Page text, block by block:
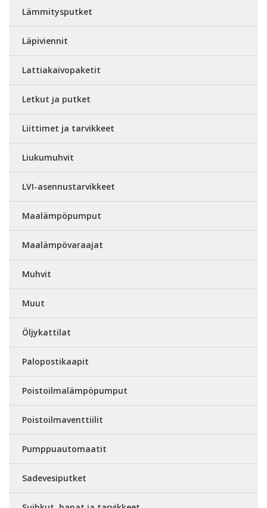
Lämmitysputket
Läpiviennit
Lattiakaivopaketit
Letkut ja putket
Liittimet ja tarvikkeet
Liukumuhvit
LVI-asennustarvikkeet
Maalämpöpumput
Maalämpövaraajat
Muhvit
Muut
Öljykattilat
Palopostikaapit
Poistoilmalämpöpumput
Poistoilmaventtiilit
Pumppuautomaatit
Sadevesiputket